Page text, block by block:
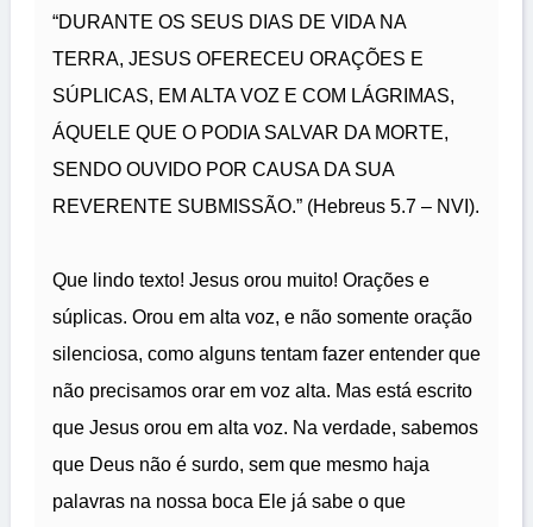
“DURANTE OS SEUS DIAS DE VIDA NA
TERRA, JESUS OFERECEU ORAÇÕES E
SÚPLICAS, EM ALTA VOZ E COM LÁGRIMAS,
ÁQUELE QUE O PODIA SALVAR DA MORTE,
SENDO OUVIDO POR CAUSA DA SUA
REVERENTE SUBMISSÃO.” (Hebreus 5.7 – NVI).
Que lindo texto! Jesus orou muito! Orações e
súplicas. Orou em alta voz, e não somente oração
silenciosa, como alguns tentam fazer entender que
não precisamos orar em voz alta. Mas está escrito
que Jesus orou em alta voz. Na verdade, sabemos
que Deus não é surdo, sem que mesmo haja
palavras na nossa boca Ele já sabe o que